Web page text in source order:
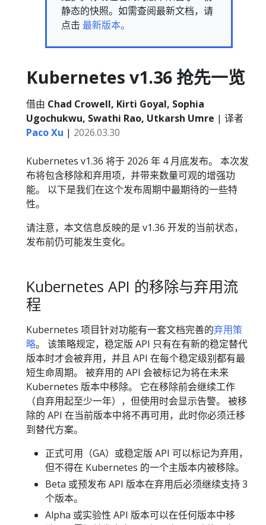
静态的快照。如需查阅最新文档，请
点击 最新版本。
Kubernetes v1.36 抢先一览
借由 Chad Crowell, Kirti Goyal, Sophia
Ugochukwu, Swathi Rao, Utkarsh Umre | 译者
Paco Xu | 2026.03.30
Kubernetes v1.36 将于 2026 年 4 月底发布。 本次发
布将包含移除和弃用项，并带来数量可观的增强功
能。 以下是我们在这个发布周期中最期待的一些特
性。
请注意，本文信息反映的是 v1.36 开发的当前状态，
发布前仍可能发生变化。
Kubernetes API 的移除与弃用流
程
Kubernetes 项目针对功能有一套文档完善的弃用策
略。 该策略规定，稳定版 API 只有在有新的稳定替代
版本时才会被弃用，并且 API 在每个稳定级别都有最
短生命周期。 被弃用的 API 会被标记为将在未来
Kubernetes 版本中移除。 它在移除前会继续工作
（自弃用起至少一年），但使用时会显示告警。 被移
除的 API 在当前版本中将不再可用，此时你必须迁移
到替代方案。
正式可用（GA）或稳定版 API 可以标记为弃用，
但不得在 Kubernetes 的一个主版本内被移除。
Beta 或预发布 API 版本在弃用后必须继续支持 3
个版本。
Alpha 或实验性 API 版本可以在任何版本中移